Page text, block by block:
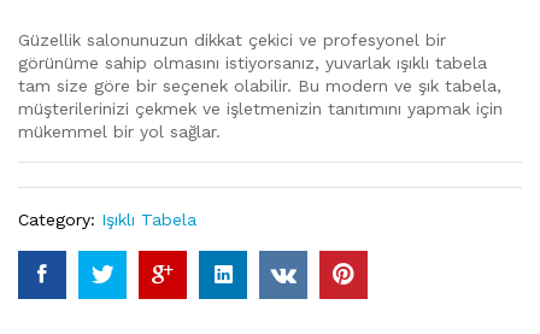
Güzellik salonunuzun dikkat çekici ve profesyonel bir
görünüme sahip olmasını istiyorsanız, yuvarlak ışıklı tabela
tam size göre bir seçenek olabilir. Bu modern ve şık tabela,
müşterilerinizi çekmek ve işletmenizin tanıtımını yapmak için
mükemmel bir yol sağlar.
Category: Işıklı Tabela